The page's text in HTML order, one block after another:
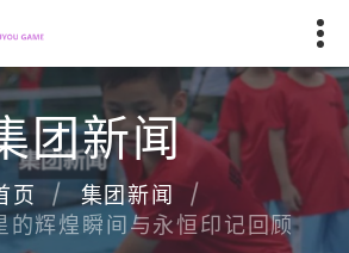
团新闻
页
集团新闻
的辉煌瞬间与永恒印记回顾